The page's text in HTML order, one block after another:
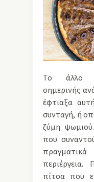
Το άλλο
σημερινής
έφτιαξα
συνταγή, ή
ζύμη
που
περιέργεια.
πίτσα που